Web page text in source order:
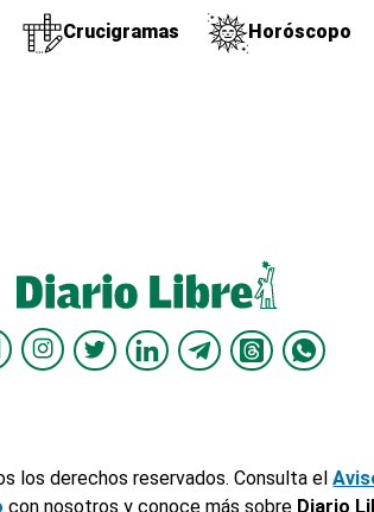
Crucigramas Horóscopo
los derechos reservados. Consulta el
con nosotros y conoce más sobre Diario